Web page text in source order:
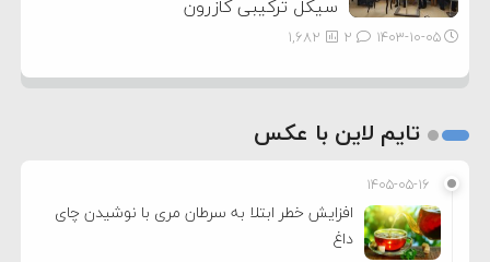
سیکل ترکیبی کازرون
۱۴۰۳-۱۰-۰۵ 1,682
تایم لاین با عکس
۱۴۰۵-۰۵-۱۶
افزایش خطر ابتلا به سرطان مری با نوشیدن چای
داغ